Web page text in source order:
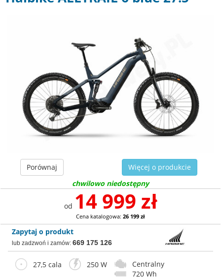
Porównaj
Więcej o produkcie
chwilowo niedostępny
od 14 999 zł
Cena katalogowa: 26 199 zł
Zapytaj o produkt
lub zadzwoń i zamów: 669 175 126
27,5 cala 250 W
Centralny
720 Wh